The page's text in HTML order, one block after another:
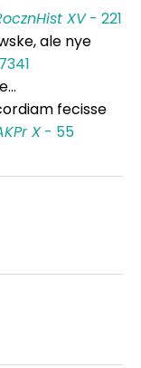
XV- 221
ale nye
fecisse
X - 55